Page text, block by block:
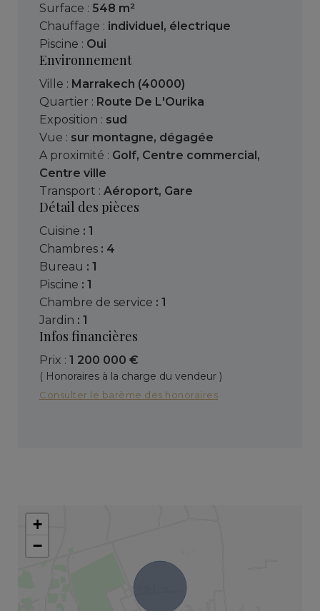
Surface : 548 m²
Chauffage : individuel, électrique
Piscine : Oui
Environnement
Ville : Marrakech (40000)
Quartier : Route De L'Ourika
Exposition : sud
Vue : sur montagne, dégagée
A proximité : Golf, Centre commercial,
Centre ville
Transport : Aéroport, Gare
Détail des pièces
cuisine : 1
chambres : 4
bureau : 1
piscine : 1
chambre de service : 1
jardin : 1
Infos financières
Prix : 1 200 000 €
( Honoraires à la charge du vendeur )
Consulter le barème des honoraires
+
−